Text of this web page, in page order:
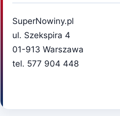
SuperNowiny.pl
ul. Szekspira 4
01-913 Warszawa
tel. 577 904 448